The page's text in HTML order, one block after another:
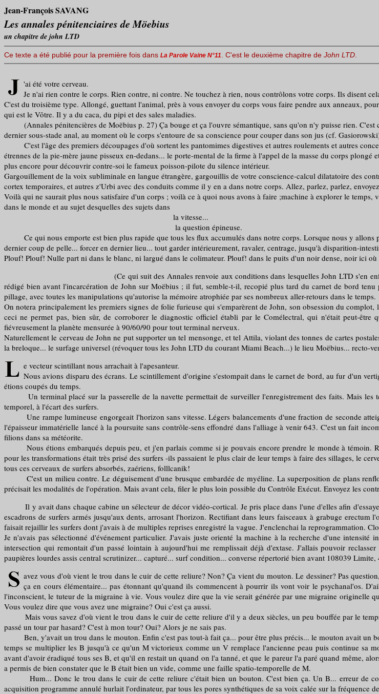
Jean-François SAVANG
Les annales pénitenciaires de Möebius
un chapitre de john LTD
Ce texte a été publié pour la première fois dans La Parole Vaine N°11 . C'est le deuxième chapitre de John LTD
'ai été votre cerveau.
Je n'ai rien contre le corps. Rien contre, ni contre. Ne touchez à rien, nous contrôlons votre corps. Ils disent
C'est du troisième type. Allongé, guettant l'animal, près à vous envoyer du corps vous faire pendre aux anneaux,
qui est le Vôtre. Il y a du caca, du pipi et des sales maladies.
(Annales pénitencières de Moëbius p. 27) Ça bouge et ça l'ouvre sémantique, sans qu'on n'y puisse rien. C'est
dernier sous-stade anal, au moment où le corps s'entoure de sa conscience pour couper dans son jus (cf.
C'est l'âge des premiers découpages d'où sortent les pantomimes digestives et autres roulements et autres
étrennes de la pie-mère jaune pisseux en-dedans... le porte-mental de la firme à l'appel de la masse du corps
plus encore pour découvrir contre-soi le fameux poisson-pilote du silence intérieur.
Gargouillement de la voix subliminale en langue étrangère, gargouillis de votre conscience-calcul dilatatoire des
cortex temporaires, et autres z'Urbi avec des conduits comme il y en a dans notre corps. Allez, parlez, parlez,
Voilà qui ne saurait plus nous satisfaire d'un corps ; voilà ce à quoi nous avons à faire ;machine à explorer le
dans le monde et au sujet desquelles des sujets dans
la vitesse... qui
la question épineuse. Ou bien
Ce qui nous emporte est bien plus rapide que tous les flux accumulés dans notre corps. Lorsque nous y allons
dernier coup de pelle... forcer en dernier lieu... tout garder intérieurement, ravaler, centrage, jusqu'à disparition-
Plouf! Plouf! Nulle part ni dans le blanc, ni largué dans le colimateur. Plouf! dans le puits d'un noir dense, noir ici
(Ce qui suit des Annales renvoie aux conditions dans lesquelles John LTD s'en enfui de la
rédigé bien avant l'incarcération de John sur Moëbius ; il fut, semble-t-il, recopié plus tard du carnet de bord
pillage, avec toutes les manipulations qu'autorise la mémoire atrophiée par ses nombreux aller-retours dans le temps.
On notera principalement les premiers signes de folie furieuse qui s'emparèrent de John, son obsession du
ceci ne permet pas, bien sûr, de corroborer le diagnostic officiel établi par le Comélectral, qui n'était peut-
fiévreusement la planète mensurée à 90/60/90 pour tout terminal nerveux.
Naturellement le cerveau de John ne put supporter un tel mensonge, et tel Attila, violant des tonnes de cartes
la breloque... le surfage universel (révoquer tous les John LTD du courant Miami Beach...) le lieu Moëbius... recto-
e vecteur scintillant nous arrachait à l'apesanteur.
Nous avions disparu des écrans. Le scintillement d'origine s'estompait dans le carnet de bord, au fur d'un
étions coupés du temps.
Un terminal placé sur la passerelle de la navette permettait de surveiller l'enregistrement des faits. Mais les
temporel, à l'écart des surfers.
Une rampe lumineuse engorgeait l'horizon sans vitesse. Légers balancements d'une fraction de seconde
l'épaisseur immatérielle lancé à la poursuite sans contrôle-sens effondré dans l'alliage à venir 643. C'est un fait
filions dans sa météorite.
Nous étions embarqués depuis peu, et j'en parlais comme si je pouvais encore prendre le monde à témoin.
pour les transformations était très prisé des surfers -ils passaient le plus clair de leur temps à faire des sillages, le
tous ces cerveaux de surfers absorbés, zaériens, folllcanik!
C'est un milieu contre. Le déguisement d'une brusque embardée de myéline. La superposition de plans
précisait les modalités de l'opération. Mais avant cela, filer le plus loin possible du Contrôle Exécut. Envoyez les
Il y avait dans chaque cabine un sélecteur de décor vidéo-cortical. Je pris place dans l'une d'elles afin
escadrons de surfers armés jusqu'aux dents, arrosant l'horizon. Rectifiant dans leurs faisceaux à grabuge
faisait rejaillir les surfers dont j'avais à de multiples reprises enregistré la vague. J'enclenchai la reprogrammation.
Je n'avais pas sélectionné d'événement particulier. J'avais juste orienté la machine à la recherche d'une
intersection qui remontait d'un passé lointain à aujourd'hui me remplissait déjà d'extase. J'allais pouvoir
paupières lourdes assis central scrutinizer... capturé... surf condition... converse répertorié bien avant 108039 Limite,
avez vous d'où vient le trou dans le cuir de cette reliure? Non? Ça vient du mouton. Le dessiner? Pas
ça en cours élémentaire... pas étonnant qu'quand ils commencent à pourrir ils vont voir le psychanal'os.
l'inconscient, le tuteur de la migraine à vie. Vous voulez dire que la vie serait générée par une migraine originelle
Vous voulez dire que vous avez une migraine? Oui c'est ça aussi.
Mais vous savez d'où vient le trou dans le cuir de cette reliure d'il y a deux siècles, un peu bouffée par le
passé un tour par hasard? C'est à mon tour? Oui? Alors je ne sais pas.
Ben, y'avait un trou dans le mouton. Enfin c'est pas tout-à fait ça... pour être plus précis... le mouton avait un
temps se multiplier les B jusqu'à ce qu'un M victorieux comme un V remplace l'ancienne peau puis continue sa
avant d'avoir éradiqué tous ses B, et qu'il en restait un quand on l'a tanné, et que le pareur l'a paré quand même,
a permis de bien constater que le B était bien un vide, comme une faille spatio-temporelle de M.
Hum... Donc le trou dans le cuir de cette reliure c'était bien un bouton. C'est bien ça. Un B... erreur de
acquisition programme annulé hurlait l'ordinateur, par tous les pores synthétiques de sa voix calée sur la fréquence